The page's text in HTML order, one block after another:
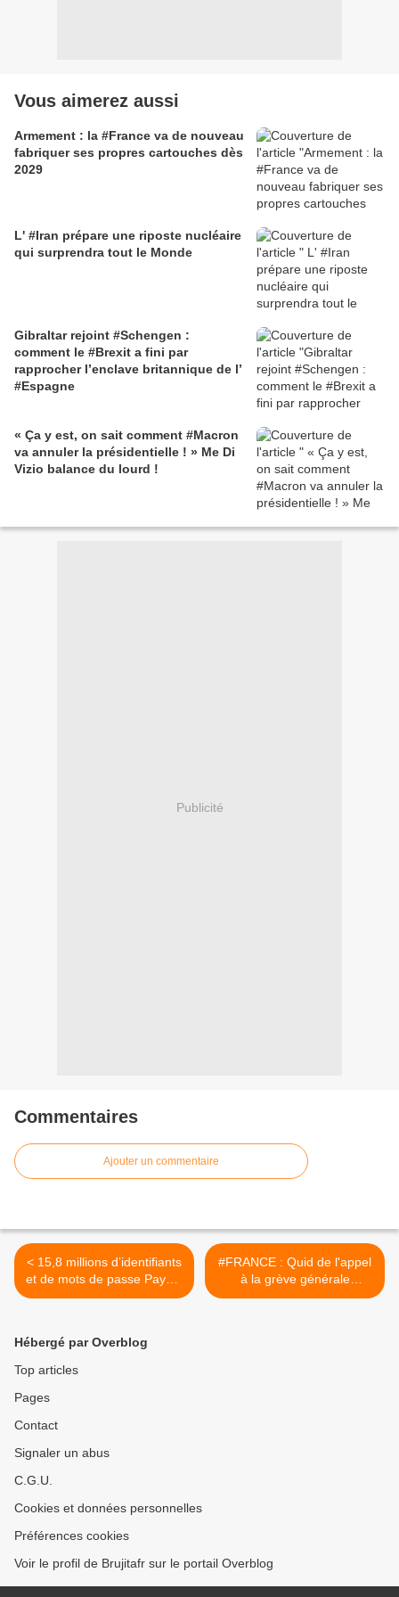
Vous aimerez aussi
Armement : la #France va de nouveau
fabriquer ses propres cartouches dès
2029
L' #Iran prépare une riposte nucléaire
qui surprendra tout le Monde
Gibraltar rejoint #Schengen :
comment le #Brexit a fini par
rapprocher l’enclave britannique de l’
#Espagne
« Ça y est, on sait comment #Macron
va annuler la présidentielle ! » Me Di
Vizio balance du lourd !
Publicité
Commentaires
Ajouter un commentaire
< 15,8 millions d’identifiants
et de mots de passe PayPal
volés : comment savoir si
#FRANCE : Quid de l'appel
à la grève générale
citoyenne pour le 10
Hébergé par Overblog
Top articles
Pages
Contact
Signaler un abus
C.G.U.
Cookies et données personnelles
Préférences cookies
Voir le profil de Brujitafr sur le portail Overblog